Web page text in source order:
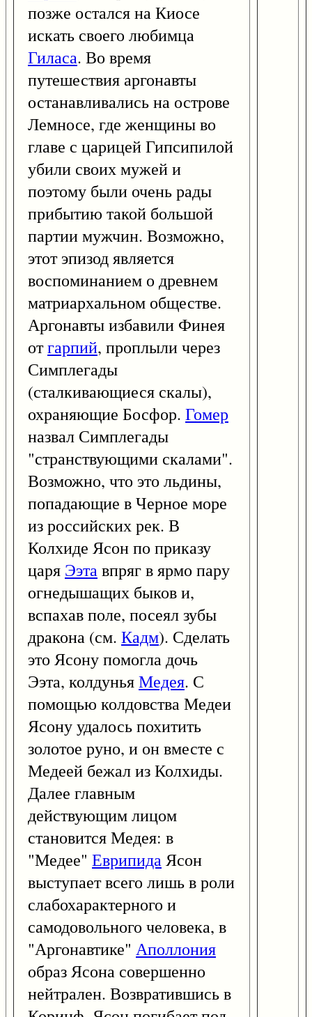
позже остался на Киосе
искать своего любимца
Гиласа. Во время
путешествия аргонавты
останавливались на острове
Лемносе, где женщины во
главе с царицей Гипсипилой
убили своих мужей и
поэтому были очень рады
прибытию такой большой
партии мужчин. Возможно,
этот эпизод является
воспоминанием о древнем
матриархальном обществе.
Аргонавты избавили Финея
отгарпий, проплыли через
Симплегады
(сталкивающиеся скалы),
охраняющие Босфор. Гомер
назвал Симплегады
"странствующими скалами".
Возможно, что это льдины,
попадающие в Черное море
из российских рек. В
Колхиде Ясон по приказу
царя Ээтавпряг в ярмо пару
огнедышащих быков и,
вспахав поле, посеял зубы
дракона (см. Кадм). Сделать
это Ясону помогла дочь
Ээта, колдуньяМедея. С
помощью колдовства Медеи
Ясону удалось похитить
золотое руно, и он вместе с
Медеей бежал из Колхиды.
Далее главным
действующим лицом
становится Медея: в
"Медее" ЕврипидаЯсон
выступает всего лишь в роли
слабохарактерного и
самодовольного человека, в
"Аргонавтике" Аполлония
образ Ясона совершенно
нейтрален. Возвратившись в